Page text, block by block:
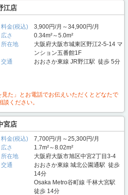
江店
料金(税込)
3,900円/月～34,900円/月
広さ
0.34m²～5.0m²
所在地
大阪府大阪市城東区野江2-5-14 マ
ンション五番館1F
交通
おおさか東線 JR野江駅 徒歩 5分
見た」とお電話でお伝えいただくとどなたで
ください。
宮店
料金(税込)
7,700円/月～25,300円/月
広さ
1.7m²～8.02m²
所在地
大阪府大阪市旭区中宮2丁目3-4
交通
おおさか東線 城北公園通駅 徒歩
14分
Osaka Metro谷町線 千林大宮駅
徒歩 14分